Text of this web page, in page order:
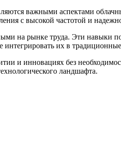
важными аспектами
с высокой частотой и
на рынке труда. Эти навыки
их в
и инновациях без
ландшафта.